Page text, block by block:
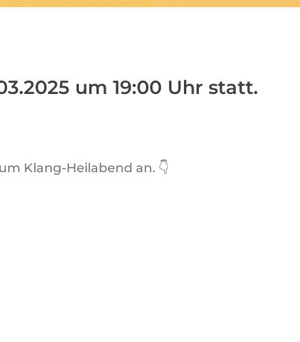
um 19:00 Uhr statt.
Klang-Heilabend an. 👇